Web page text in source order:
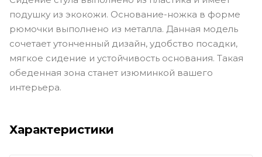
подушку из экокожи. Основание-ножка в форме
рюмочки выполнено из металла. Данная модель
сочетает утонченный дизайн, удобство посадки,
мягкое сидение и устойчивость основания. Такая
обеденная зона станет изюминкой вашего
интерьера.
Характеристики